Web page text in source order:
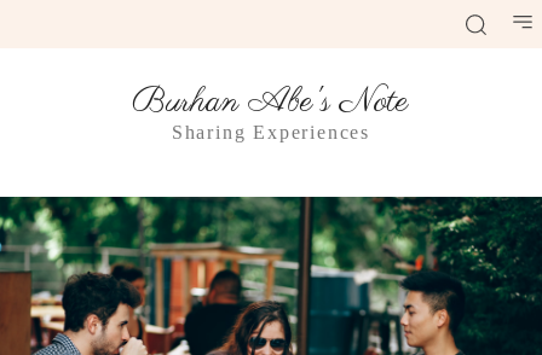
Burhan Abe's Note
Sharing Experiences